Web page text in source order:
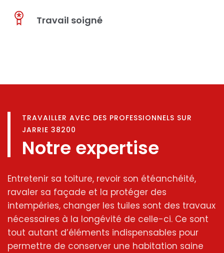
Travail soigné
TRAVAILLER AVEC DES PROFESSIONNELS SUR
JARRIE 38200
Notre expertise
Entretenir sa toiture, revoir son étéanchéité,
ravaler sa façade et la protéger des
intempéries, changer les tuiles sont des travaux
nécessaires à la longévité de celle-ci. Ce sont
tout autant d’éléments indispensables pour
permettre de conserver une habitation saine